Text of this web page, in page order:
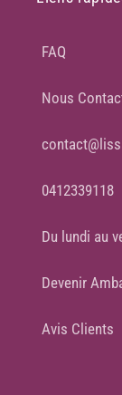
FAQ
Nous
0412339118
Du lundi au
Devenir
Avis Clients